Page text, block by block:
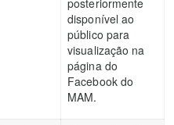
posteriormente
disponível ao
público para
visualização na
página do
Facebook do
MAM.